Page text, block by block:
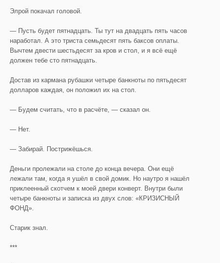
Элрой покачал головой.
— Пусть будет пятнадцать. Ты тут на двадцать пять часов
наработал. А это триста семьдесят пять баксов оплаты.
Вычтем двести шестьдесят за кров и стол, и я всё ещё
должен тебе сто пятнадцать.
Достав из кармана рубашки четыре банкноты по пятьдесят
долларов каждая, он положил их на стол.
— Будем считать, что в расчёте, — сказал он.
— Нет.
— Забирай. Пострижёшься.
Деньги пролежали на столе до конца вечера. Они ещё
лежали там, когда я ушёл в свой домик. Но наутро я нашёл
приклеенный скотчем к моей двери конверт. Внутри были
четыре банкноты и записка из двух слов: «КРИЗИСНЫЙ
ФОНД».
Старик знал.
***